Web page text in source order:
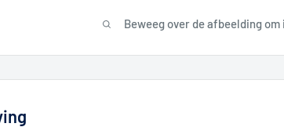
Beweeg over de afbeelding om